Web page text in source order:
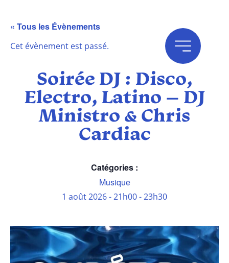
« Tous les Évènements
Cet évènement est passé.
Soirée DJ : Disco,
Electro, Latino – DJ
Ministro & Chris
Cardiac
Catégories :
Musique
1 août 2026-21h00-23h30